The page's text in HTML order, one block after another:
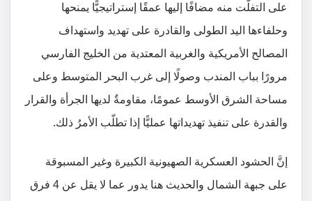
على التفلُّت منه مضافًا إليها عمقًا إستراتيجيًّا يمنحها
وحلفاءها اليد الطولى والقادرة على تهديد واستهداف
المصالح الأمريكية والغربية المعتدية من الخليج الفارسي
مرورًا بباب المندب وصولًا إلى غرب البحر المتوسط وعلى
مساحة الشرق الأوسط عمومًا، مقاومةٌ لديها الجرأة والقرار
والقدرة على تنفيذ تهديداتها عمليًّا إذا تطلّب الأمرُ ذلك.
إنَّ الحشود العسكرية الصهيونية الكبيرة وغير المسبوقة
على جبهة الشمال والحديث هنا يدور عما لا يقل عن 4 فرق